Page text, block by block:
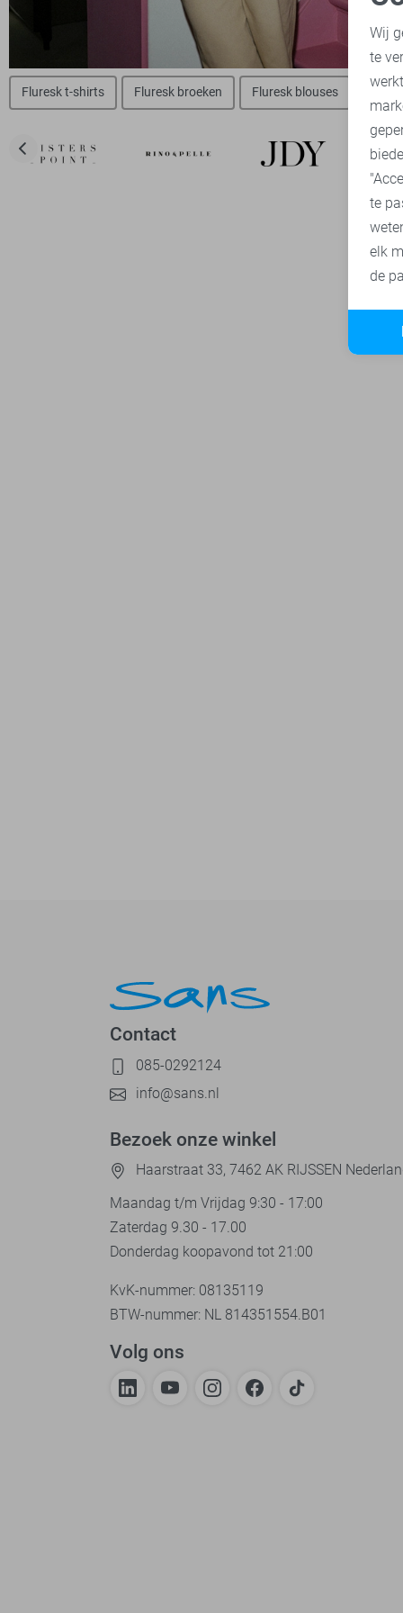
Fluresk t-shirts Fluresk broeken Fluresk blouses
Contact
085-0292124
info@sans.nl
Bezoek onze winkel
Haarstraat 33, 7462 AK RIJSSEN
Maandag t/m Vrijdag 9:30 - 17:00
Zaterdag 9.30 - 17.00
Donderdag koopavond tot 21:00
KvK-nummer: 08135119
BTW-nummer: NL 814351554.B01
Volg ons
Wij
te
te
elk
de